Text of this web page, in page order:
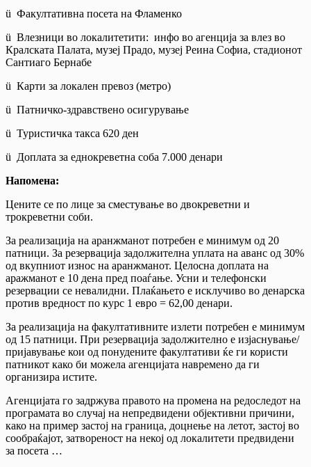
ü Факултативна посета на Фламенко
ü Влезници во локалитетити: инфо во агенција за влез во
Кралската Палата, музеј Прадо, музеј Реина Софиа, стадионот
Сантиаго Бернабе
ü Карти за локален превоз (метро)
ü Патничко-здравствено осигурување
ü Туристичка такса 620 ден
ü Доплата за еднокреветна соба 7.000 денари
Напомена:
Цените се по лице за сместување во двокреветни и
трокреветни соби.
За реализација на аранжманот потребен е минимум од 20
патници. За резервација задолжителна уплата на аванс од 30%
од вкупниот износ на аранжманот. Целосна доплата на
аражманот е 10 дена пред поаѓање. Усни и телефонски
резервации се невалидни. Плаќањето е исклучиво во денарска
против вредност по курс 1 евро = 62,00 денари.
За реализација на факултативните излети потребен е минимум
од 15 патници. При резервација задолжително е изјаснување/
пријавување кои од понудените факултативи ќе ги користи
патникот како би можела агенцијата навремено да ги
организира истите.
Агенцијата го задржува правото на промена на редоследот на
програмата во случај на непредвидени објективни причини,
како на пример застој на граница, доцнење на летот, застој во
сообраќајот, затвореност на некој од локалитети предвидени
за посета …